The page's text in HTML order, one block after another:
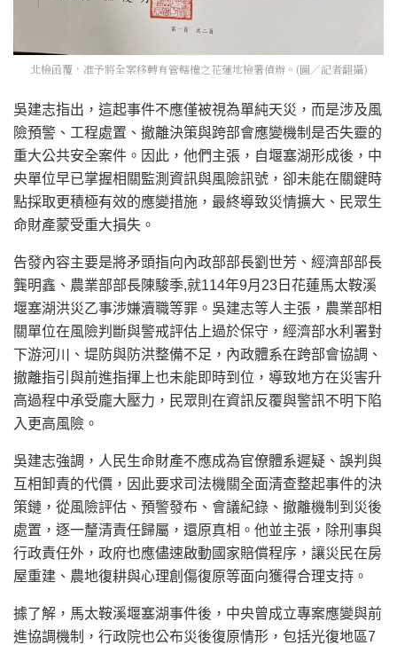
北檢函覆，准予將全案移轉有管轄權之花蓮地檢署偵辦。(圖／記者翻攝)
吳建志指出，這起事件不應僅被視為單純天災，而是涉及風
險預警、工程處置、撤離決策與跨部會應變機制是否失靈的
重大公共安全案件。因此，他們主張，自堰塞湖形成後，中
央單位早已掌握相關監測資訊與風險訊號，卻未能在關鍵時
點採取更積極有效的應變措施，最終導致災情擴大、民眾生
命財產蒙受重大損失。
告發內容主要是將矛頭指向內政部部長劉世芳、經濟部部長
龔明鑫、農業部部長陳駿季,就114年9月23日花蓮馬太鞍溪
堰塞湖洪災乙事涉嫌瀆職等罪。吳建志等人主張，農業部相
關單位在風險判斷與警戒評估上過於保守，經濟部水利署對
下游河川、堤防與防洪整備不足，內政體系在跨部會協調、
撤離指引與前進指揮上也未能即時到位，導致地方在災害升
高過程中承受龐大壓力，民眾則在資訊反覆與警訊不明下陷
入更高風險。
吳建志強調，人民生命財產不應成為官僚體系遲疑、誤判與
互相卸責的代價，因此要求司法機關全面清查整起事件的決
策鏈，從風險評估、預警發布、會議紀錄、撤離機制到災後
處置，逐一釐清責任歸屬，還原真相。他並主張，除刑事與
行政責任外，政府也應儘速啟動國家賠償程序，讓災民在房
屋重建、農地復耕與心理創傷復原等面向獲得合理支持。
據了解，馬太鞍溪堰塞湖事件後，中央曾成立專案應變與前
進協調機制，行政院也公布災後復原情形，包括光復地區7